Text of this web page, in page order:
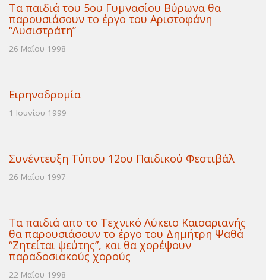
Τα παιδιά του 5ου Γυμνασίου Βύρωνα θα
παρουσιάσουν το έργο του Αριστοφάνη
“Λυσιστράτη”
26 Μαΐου 1998
Ειρηνοδρομία
1 Ιουνίου 1999
Συνέντευξη Τύπου 12ου Παιδικού Φεστιβάλ
26 Μαΐου 1997
Τα παιδιά απο το Τεχνικό Λύκειο Καισαριανής
θα παρουσιάσουν το έργο του Δημήτρη Ψαθά
“Ζητείται ψεύτης”, και θα χορέψουν
παραδοσιακούς χορούς
22 Μαΐου 1998